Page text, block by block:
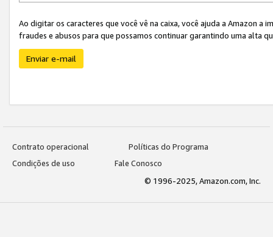
Ao digitar os caracteres que você vê na caixa, você ajuda a Amazon
fraudes e abusos para que possamos continuar garantindo uma alta
Enviar e-mail
Contrato operacional
Políticas do Programa
Condições de uso
Fale Conosco
© 1996-2025, Amazon.com, Inc.